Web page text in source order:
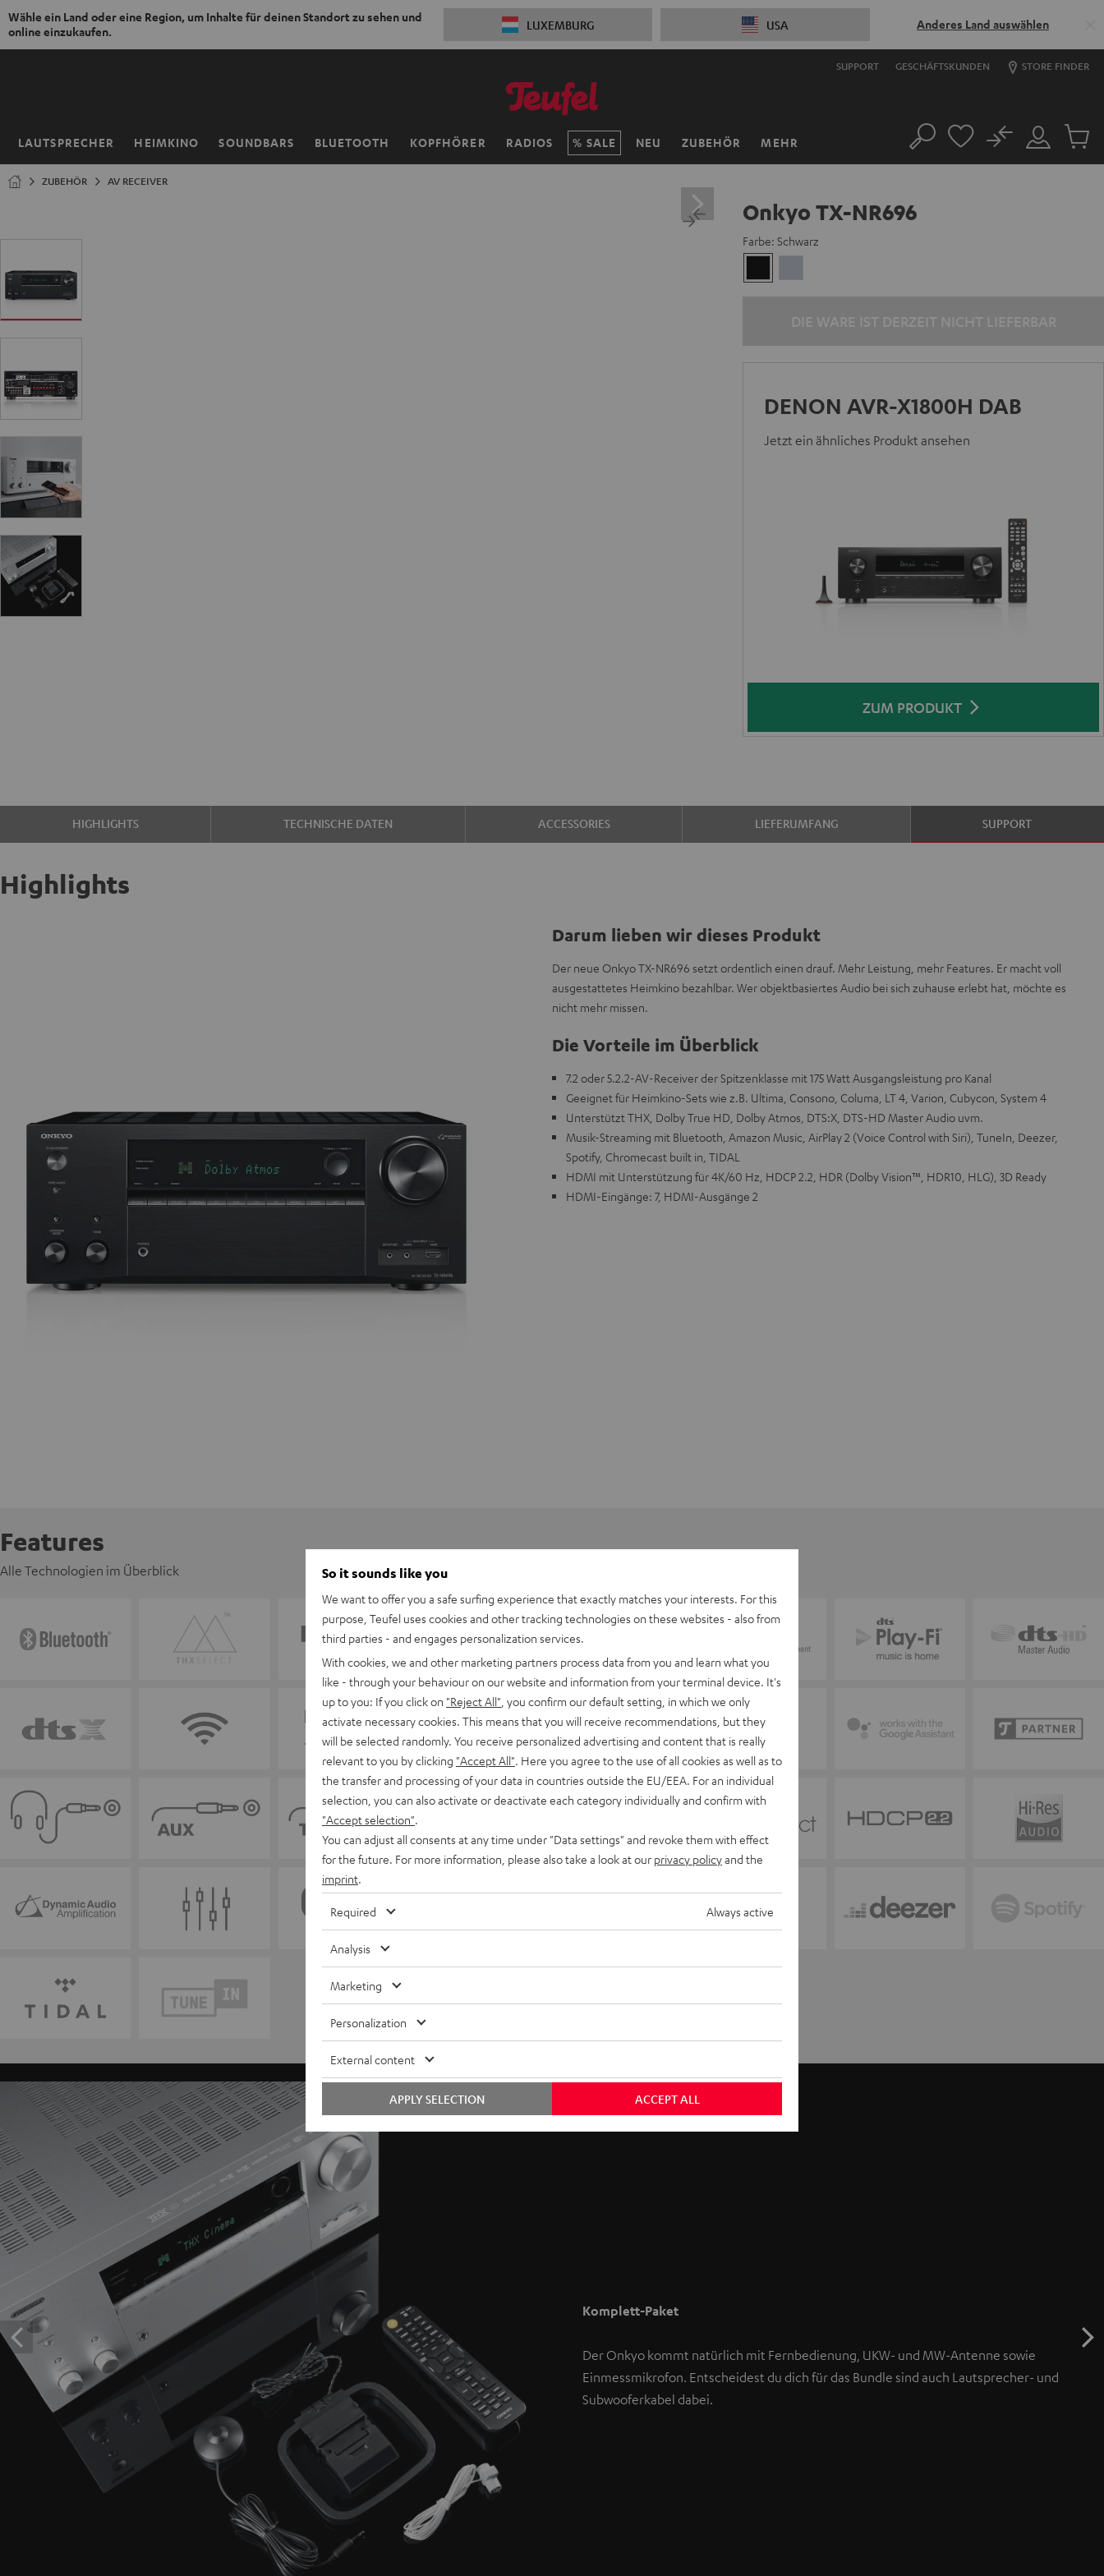
Wähle ein Land oder eine Region, um Inhalte für deinen Standort zu sehen und
online einzukaufen.
LUXEMBURG USA Anderes Land auswählen
ZUM
SUPPORT GESCHÄFTSKUNDEN STORE FINDER
LAUTSPRECHER HEIMKINO SOUNDBARS BLUETOOTH KOPFHÖRER RADIOS SALE NEU ZUBEHÖR MEHR
Startseite Suche
Mein
Konto
No
Artikel
ZUBEHÖR AV RECEIVER
Onkyo TX-NR696
Farbe: Schwarz
DENON AVR-X1800H DAB
Jetzt ein ähnliches Produkt ansehen
ZUM PRODUKT
HIGHLIGHTS TECHNISCHE DATEN ACCESSORIES LIEFERUMFANG SUPPORT
Highlights
Darum lieben wir dieses Produkt
Der neue Onkyo TX-NR696 setzt ordentlich einen drauf. Mehr Leistung, mehr Features. Er macht voll
ausgestattetes Heimkino bezahlbar. Wer objektbasiertes Audio bei sich zuhause erlebt hat, möchte es
nicht mehr missen.
Die Vorteile im Überblick
7.2 oder 5.2.2-AV-Receiver der Spitzenklasse mit 175 Watt Ausgangsleistung pro Kanal
Geeignet für Heimkino-Sets wie z.B. Ultima, Consono, Columa, LT 4, Varion, Cubycon, System 4
Unterstützt THX, Dolby True HD, Dolby Atmos, DTS:X, DTS-HD Master Audio uvm.
Musik-Streaming mit Bluetooth, Amazon Music, AirPlay 2 (Voice Control with Siri), TuneIn, Deezer,
Spotify, Chromecast built in, TIDAL
HDMI mit Unterstützung für 4K/60 Hz, HDCP 2.2, HDR (Dolby Vision™, HDR10, HLG), 3D Ready
HDMI-Eingänge: 7, HDMI-Ausgänge 2
Features
Alle Technologien im Überblick
Komplett-Paket
Der Onkyo kommt natürlich mit Fernbedienung, UKW- und MW-Antenne sowie
Einmessmikrofon. Entscheidest du dich für das Bundle sind auch Lautsprecher- und
Subwooferkabel dabei.
So it sounds like you
We want to offer you a safe surfing experience that exactly matches your interests. For this
purpose, Teufel uses cookies and other tracking technologies on these websites - also from
third parties - and engages personalization services.
With cookies, we and other marketing partners process data from you and learn what you
like - through your behaviour on our website and information from your terminal device. It's
up to you: If you click on "Reject All" , you confirm our default setting, in which we only
activate necessary cookies. This means that you will receive recommendations, but they
will be selected randomly. You receive personalized advertising and content that is really
relevant to you by clicking "Accept All" . Here you agree to the use of all cookies as well as to
the transfer and processing of your data in countries outside the EU/EEA. For an individual
selection, you can also activate or deactivate each category individually and confirm with
"Accept selection"
You can adjust all consents at any time under "Data settings" and revoke them with effect
for the future. For more information, please also take a look at our privacy policyand the
imprint
Required Always active
Analysis
Marketing
Personalization
External content
ACCEPT ALL
APPLY SELECTION